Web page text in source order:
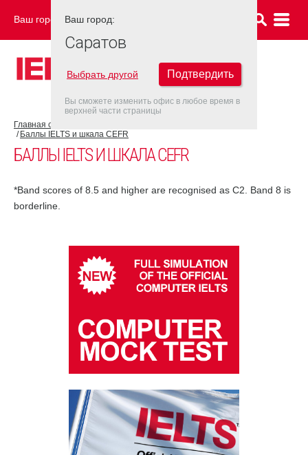
Ваш город: САРАТОВ
Главная страница
Баллы IELTS и шкала CEFR
БАЛЛЫ IELTS И ШКАЛА CEFR
*Band scores of 8.5 and higher are recognised as C2. Band 8 is
borderline.
Ваш город:
Саратов
Выбрать другой Подтвердить
Вы сможете изменить офис в любое время в
верхней части страницы